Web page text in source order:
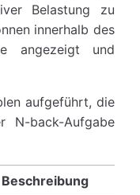
Belastung zu
innerhalb des
angezeigt und
aufgeführt, die
N-back-Aufgabe
Beschreibung